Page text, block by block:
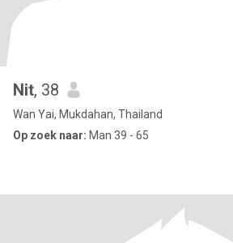
Nit, 38
Wan Yai, Mukdahan, Thailand
Op zoek naar: Man 39 - 65